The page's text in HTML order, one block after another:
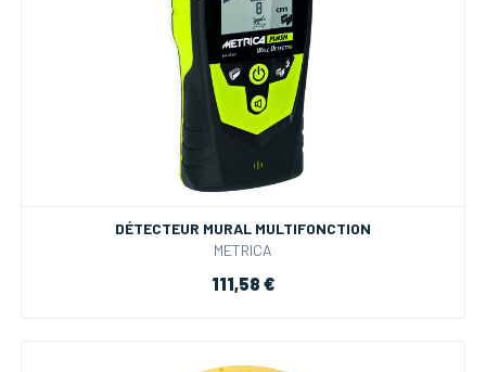
DÉTECTEUR MURAL MULTIFONCTION
METRICA
111,58 €